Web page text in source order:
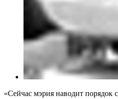
«Сейчас мэрия наводит